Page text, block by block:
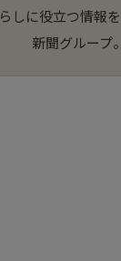
しに役立つ情報
新聞グループ。